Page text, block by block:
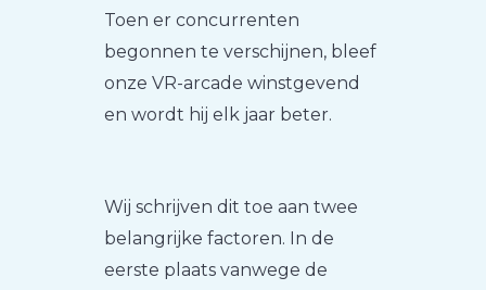
Toen er concurrenten
begonnen te verschijnen, bleef
onze VR-arcade winstgevend
en wordt hij elk jaar beter.
Wij schrijven dit toe aan twee
belangrijke factoren. In de
eerste plaats vanwege de